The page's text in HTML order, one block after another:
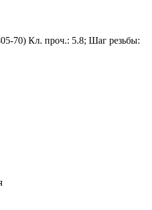
70) Кл. проч.: 5.8; Шаг резьбы: